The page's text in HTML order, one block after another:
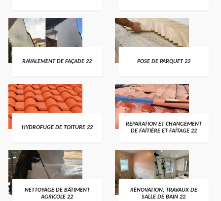
RAVALEMENT DE FAÇADE 22 POSE DE PARQUET 22
HYDROFUGE DE TOITURE 22
RÉPARATION ET CHANGEMENT
DE FAÎTIÈRE ET FAÎTAGE 22
NETTOYAGE DE BÂTIMENT
AGRICOLE 22
RÉNOVATION, TRAVAUX DE
SALLE DE BAIN 22